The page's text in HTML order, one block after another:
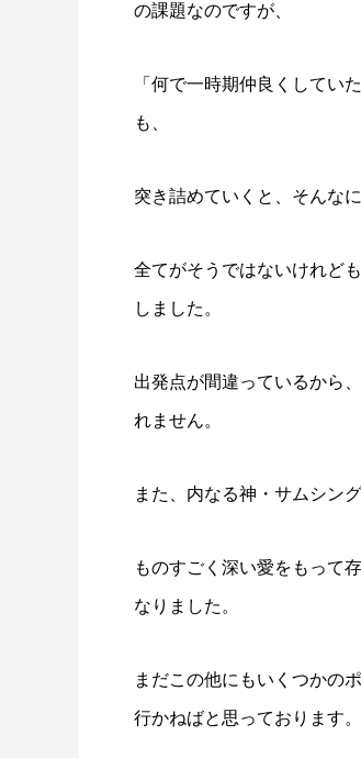
の課題なのですが、
「何で一時期仲良くしてい
も、
突き詰めていくと、そんな
全てがそうではないけれど
しました。
出発点が間違っているから
れません。
また、内なる神・サムシン
ものすごく深い愛をもって
なりました。
まだこの他にもいくつかの
行かねばと思っております。